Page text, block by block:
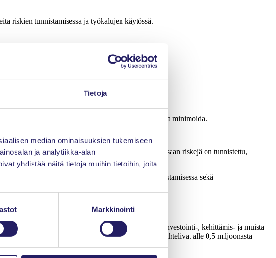
Tietoja
median ominaisuuksien tukemiseen
ja analytiikka-alan
yhdistää näitä tietoja muihin tietoihin, joita
Markkinointi
riskien tunnistamisessa ja työkalujen käytössä.
välttää tai vähintäänkin niiden seurauksia minimoida.
arvioivat sitä, miten hyvin heidän projekteissaan riskejä on tunnistettu,
ja työkalut ovat tukeneet riskienhallintaa.
Erityisesti puutteita vaikuttaisi olevan riskien tunnistamisessa sekä
asiakasprojekteja, mutta arviointeja tehtiin myös investointi-, kehittämis- ja muista
Vastaavasti projektien tyypilliset budjetit vaihtelivat alle 0,5 miljoonasta